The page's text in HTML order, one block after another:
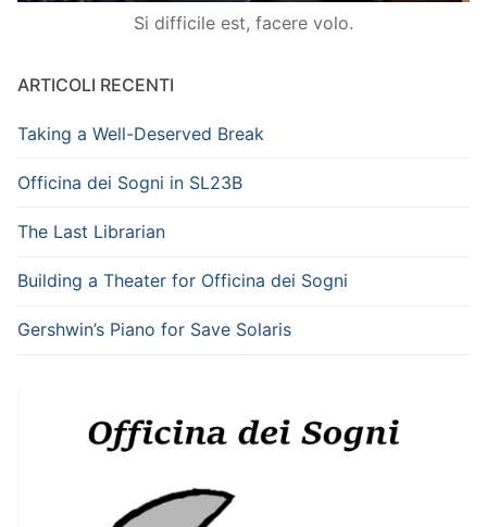
Si difficile est, facere volo.
ARTICOLI RECENTI
Taking a Well-Deserved Break
Officina dei Sogni in SL23B
The Last Librarian
Building a Theater for Officina dei Sogni
Gershwin’s Piano for Save Solaris